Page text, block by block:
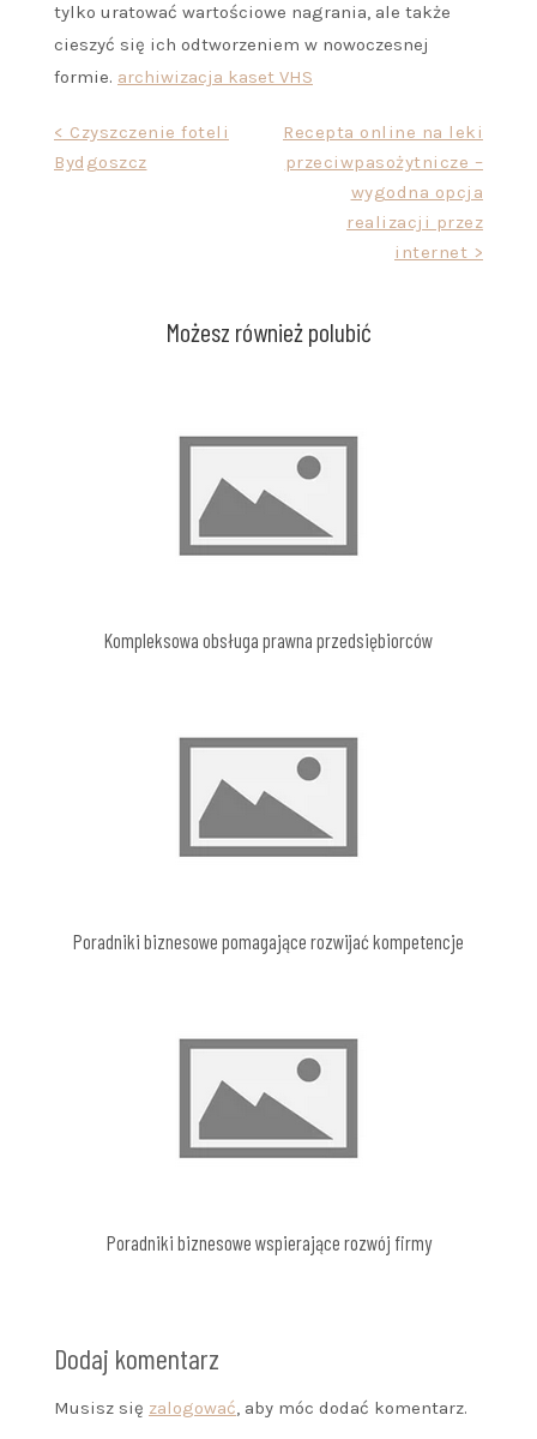
tylko uratować wartościowe nagrania, ale także
cieszyć się ich odtworzeniem w nowoczesnej
formie. archiwizacja kaset VHS
Nawigacja
wpisu
< Czyszczenie foteli
Bydgoszcz
Recepta online na leki
przeciwpasożytnicze –
wygodna opcja
realizacji przez
internet >
Możesz również polubić
Kompleksowa obsługa prawna przedsiębiorców
Poradniki biznesowe pomagające rozwijać kompetencje
Poradniki biznesowe wspierające rozwój firmy
Dodaj komentarz
Musisz się zalogować, aby móc dodać komentarz.